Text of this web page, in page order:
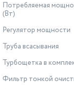
Потребляемая
(Вт)
Регулятор мощности
Труба всасывания
Турбощетка в
Фильтр тонкой